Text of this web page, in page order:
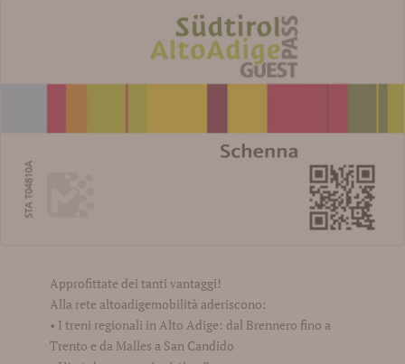
Approfittate dei tanti vantaggi!
Alla rete altoadigemobilità aderiscono:
• I treni regionali in Alto Adige: dal Brennero fino a
Trento e da Malles a San Candido